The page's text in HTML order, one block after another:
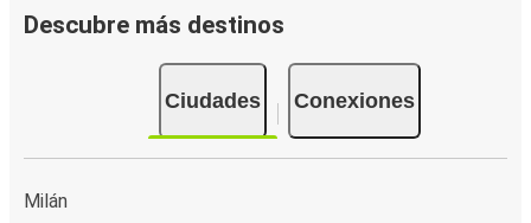
Descubre más destinos
Ciudades Conexiones
Milán